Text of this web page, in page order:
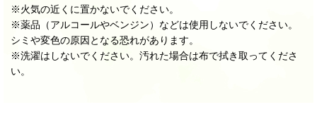
※火気の近くに置かないでください。
※薬品（アルコールやベンジン）などは使用しないでください。
シミや変色の原因となる恐れがあります。
※洗濯はしないでください。汚れた場合は布で拭き取ってくださ
い。